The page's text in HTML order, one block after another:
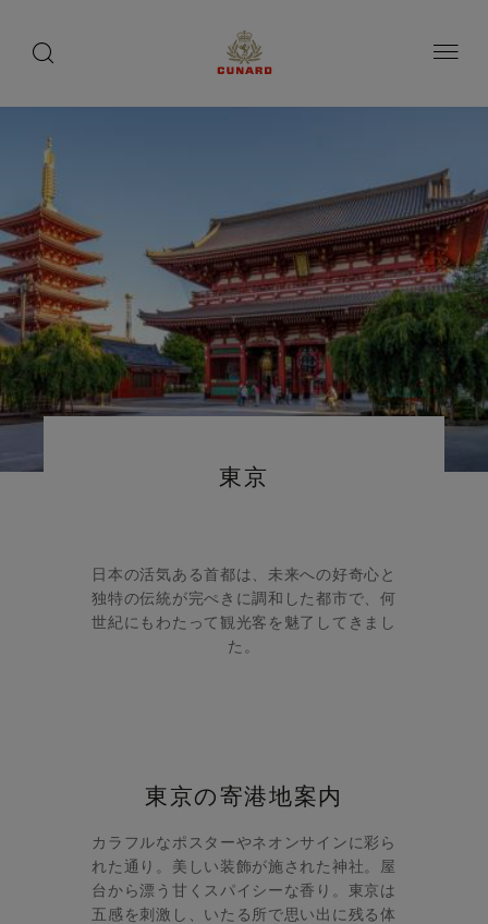
へ
ッ
プ
東京
日本の活気ある首都は、未来への好奇心と
独特の伝統が完ぺきに調和した都市で、何
世紀にもわたって観光客を魅了してきまし
た。
東京の寄港地案内
カラフルなポスターやネオンサインに彩ら
れた通り。美しい装飾が施された神社。屋
台から漂う甘くスパイシーな香り。東京は
五感を刺激し、いたる所で思い出に残る体